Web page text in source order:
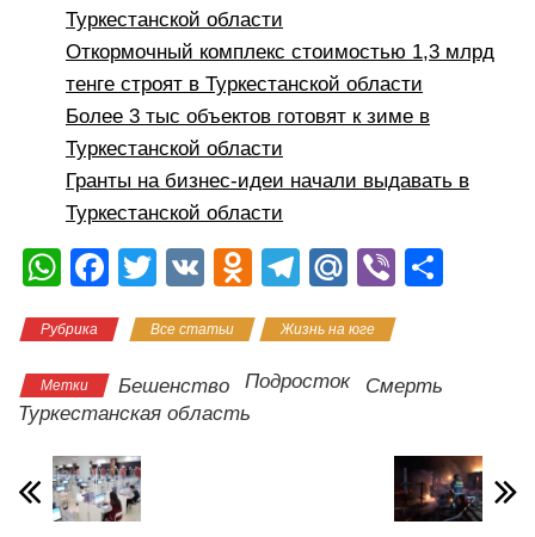
Туркестанской области
Откормочный комплекс стоимостью 1,3 млрд
тенге строят в Туркестанской области
Более 3 тыс объектов готовят к зиме в
Туркестанской области
Гранты на бизнес-идеи начали выдавать в
Туркестанской области
W
at
s
A
p
p
F
c
e
b
o
o
T
tt
er
V
O
n
o
T
e
gr
M
.R
u
Vi
и
ть
Рубрика Все статьи Жизнь на юге
Метки Бешенство Подросток
Смерть
Туркестанская область